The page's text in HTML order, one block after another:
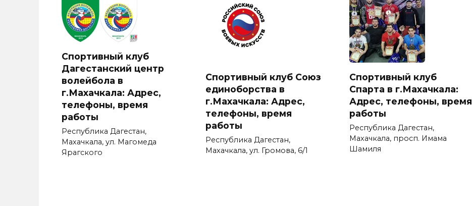
Спортивный клуб
Дагестанский центр
волейбола в
г.Махачкала: Адрес,
телефоны, время
работы
Республика Дагестан,
Махачкала, ул. Магомеда
Ярагского
Спортивный клуб Союз
единоборства в
г.Махачкала: Адрес,
телефоны, время
работы
Республика Дагестан,
Махачкала, ул. Громова, 6/1
Спортивный клуб
Спарта в г.Махачкала:
Адрес, телефоны, время
работы
Республика Дагестан,
Махачкала, просп. Имама
Шамиля